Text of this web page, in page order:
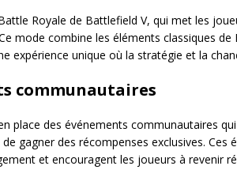
Royale de Battlefield V, qui met les
mode combine les éléments classiques
expérience unique où la stratégie et la
communautaires
place des événements communautaires
gagner des récompenses exclusives. Ces
et encouragent les joueurs à revenir